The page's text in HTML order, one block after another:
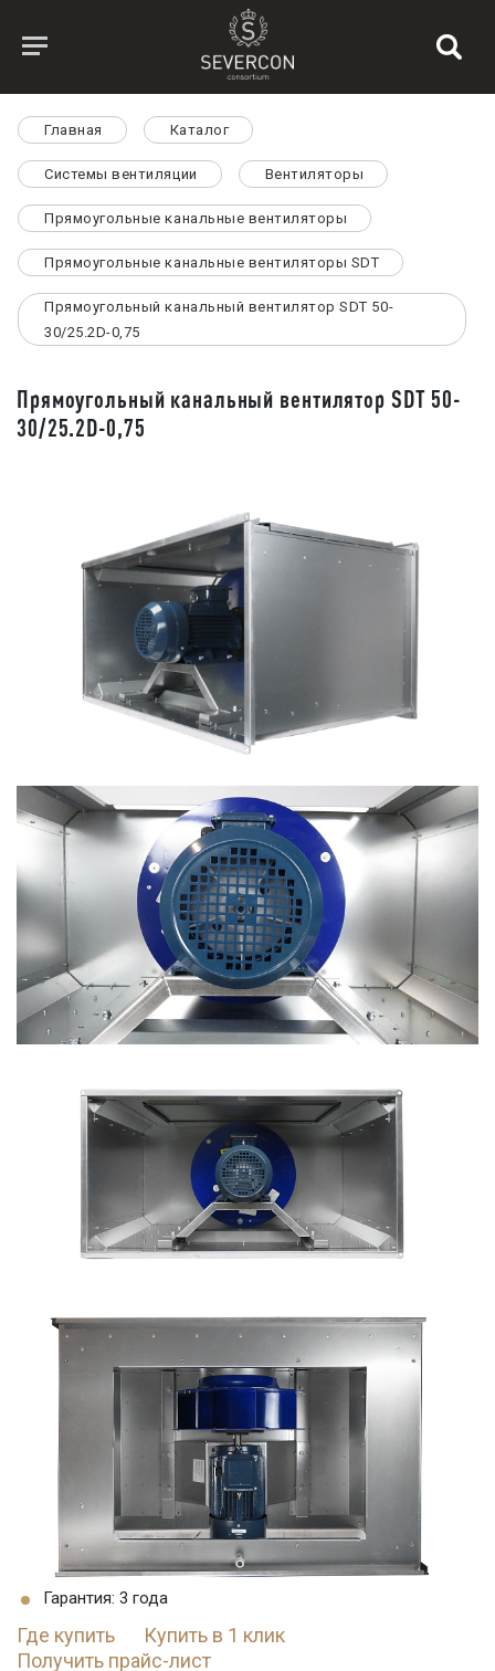
Главная Каталог
Системы вентиляции Вентиляторы
Прямоугольные канальные вентиляторы
Прямоугольные канальные вентиляторы SDT
Прямоугольный канальный вентилятор SDT 50-
30/25.2D-0,75
Прямоугольный канальный вентилятор SDT 50-
30/25.2D-0,75
Гарантия: 3 года
Где купить
Купить в 1 клик
Получить прайс-лист